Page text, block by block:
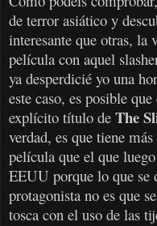
de terror asiático y
interesante que otras, la
película con aquel
ya desperdicié yo una
este caso, es posible
explícito título de The
verdad, es que tiene
película que el que
EEUU porque lo que se
protagonista no es que
tosca con el uso de las